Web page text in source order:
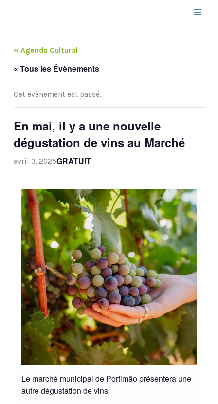
« Agenda Cultural
« Tous les Évènements
Cet évènement est passé.
En mai, il y a une nouvelle
dégustation de vins au Marché
avril 3, 2025GRATUIT
Le marché municipal de Portimão présentera une
autre dégustation de vins.